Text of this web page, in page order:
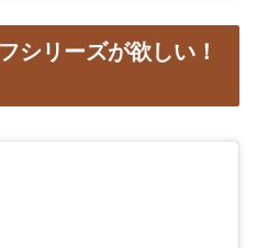
シリーズが欲しい！